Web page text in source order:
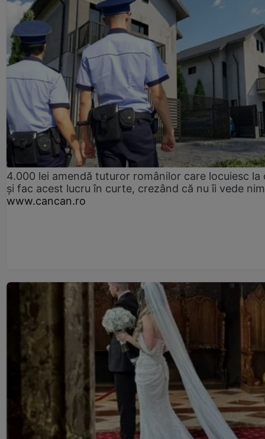
4.000 lei amendă tuturor românilor care locuiesc la
și fac acest lucru în curte, crezând că nu îi vede
www.cancan.ro